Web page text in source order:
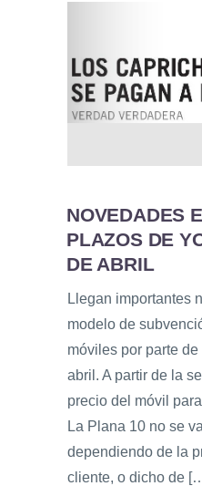
NOVEDADES
PLAZOS DE
DE ABRIL
Llegan importantes
modelo de
móviles por parte
abril. A partir de la
precio del móvil
La Plana 10 no se
dependiendo de la
cliente, o dicho de